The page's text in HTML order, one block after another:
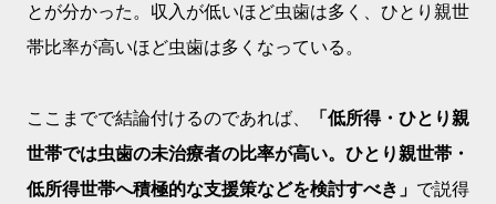
とが分かった。収入が低いほど虫歯は多く、ひとり親世
帯比率が高いほど虫歯は多くなっている。
ここまでで結論付けるのであれば、
「低所得・ひとり親
世帯では虫歯の未治療者の比率が高い。ひとり親世帯・
低所得世帯へ積極的な支援策などを検討すべき」 で説得